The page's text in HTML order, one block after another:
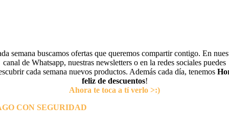
semana buscamos ofertas que queremos compartir contigo. En
canal de Whatsapp, nuestras newsletters o en la redes sociales puedes
cada semana nuevos productos. Además cada día, tenemos
feliz de descuentos!
Ahora te toca a tí verlo >:)
CON SEGURIDAD